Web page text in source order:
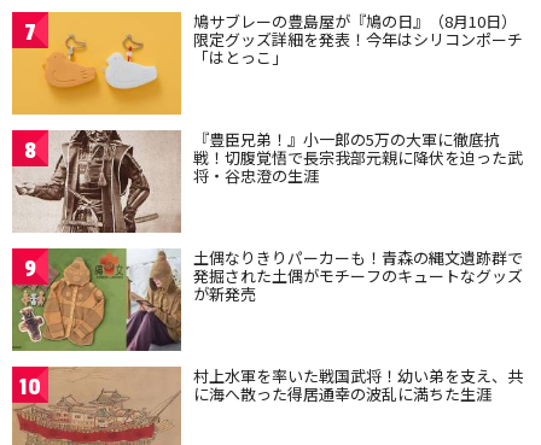
7 鳩サブレーの豊島屋が『鳩の日』（8月10日）
限定グッズ詳細を発表！今年はシリコンポーチ
「はとっこ」
8 『豊臣兄弟！』小一郎の5万の大軍に徹底抗
戦！切腹覚悟で長宗我部元親に降伏を迫った武
将・谷忠澄の生涯
9 土偶なりきりパーカーも！青森の縄文遺跡群で
発掘された土偶がモチーフのキュートなグッズ
が新発売
10 村上水軍を率いた戦国武将！幼い弟を支え、共
に海へ散った得居通幸の波乱に満ちた生涯